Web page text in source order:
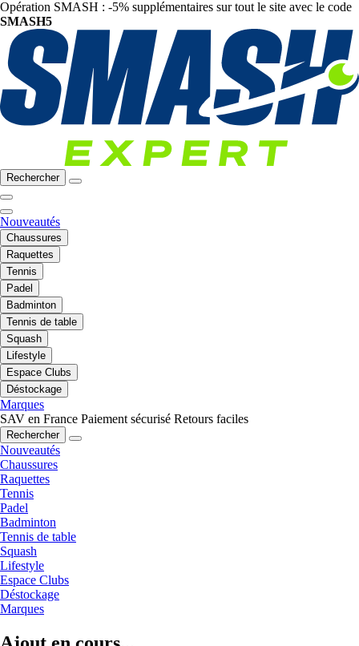
Opération SMASH : -5% supplémentaires sur tout le site avec le code
SMASH5
Rechercher
Nouveautés
Chaussures
Raquettes
Tennis
Padel
Badminton
Tennis de table
Squash
Lifestyle
Espace Clubs
Déstockage
Marques
SAV en France Paiement sécurisé Retours faciles
Rechercher
Nouveautés
Chaussures
Raquettes
Tennis
Padel
Badminton
Tennis de table
Squash
Lifestyle
Espace Clubs
Déstockage
Marques